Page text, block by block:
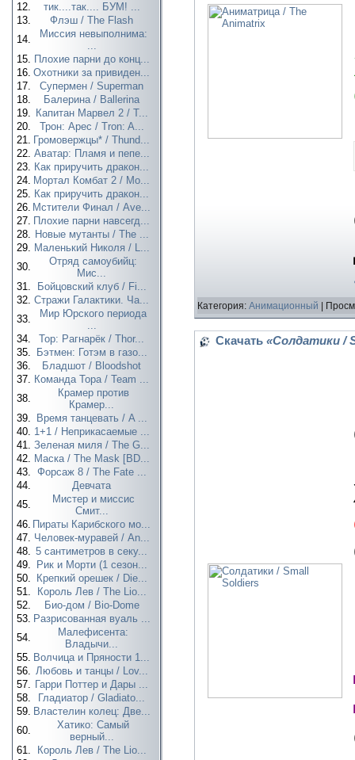
12.
тик....так.... БУМ! ...
13.
Флэш / The Flash
14.
Миссия невыполнима:
...
15. Плохие парни до конц...
16. Охотники за привиден...
17.
Супермен / Superman
18.
Балерина / Ballerina
19. Капитан Марвел 2 / T...
20.
Трон: Арес / Tron: A...
21. Громовержцы* / Thund...
22. Аватар: Пламя и пепе...
23. Как приручить дракон...
24. Мортал Комбат 2 / Mo...
25. Как приручить дракон...
26. Мстители Финал / Ave...
27. Плохие парни навсегд...
28. Новые мутанты / The ...
29. Маленький Николя / L...
30.
Отряд самоубийц:
Мис...
31.
Бойцовский клуб / Fi...
32. Стражи Галактики. Ча...
33.
Мир Юрского периода
...
34.
Тор: Рагнарёк / Thor...
35.
Бэтмен: Готэм в газо...
36.
Бладшот / Bloodshot
37. Команда Тора / Team ...
38.
Крамер против
Крамер...
39.
Время танцевать / A ...
40. 1+1 / Неприкасаемые ...
41. Зеленая миля / The G...
42. Маска / The Mask [BD...
43. Форсаж 8 / The Fate ...
44.
Девчата
45.
Мистер и миссис
Смит...
46. Пираты Карибского мо...
47. Человек-муравей / An...
48. 5 сантиметров в секу...
49.
Рик и Морти (1 сезон...
50.
Крепкий орешек / Die...
51.
Король Лев / The Lio...
52.
Био-дом / Bio-Dome
53. Разрисованная вуаль ...
54.
Малефисента:
Владычи...
55. Волчица и Пряности 1...
56. Любовь и танцы / Lov...
57. Гарри Поттер и Дары ...
58.
Гладиатор / Gladiato...
59. Властелин колец: Две...
60.
Хатико: Самый
верный...
61.
Король Лев / The Lio...
Категория: Анимационный |
Скачать «Солдатики /